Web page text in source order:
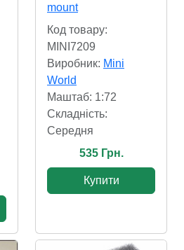
mount
Код товару:
MINI7209
Виробник: Mini
World
Маштаб: 1:72
Складність:
Cередня
535 Грн.
Купити